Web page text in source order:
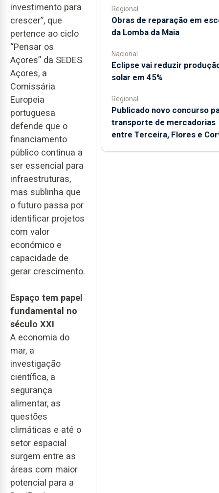
investimento para
crescer”, que
pertence ao ciclo
“Pensar os
Açores” da SEDES
Açores, a
Comissária
Europeia
portuguesa
defende que o
financiamento
público continua a
ser essencial para
infraestruturas,
mas sublinha que
o futuro passa por
identificar projetos
com valor
económico e
capacidade de
gerar crescimento.
Espaço tem papel
fundamental no
século XXI
A economia do
mar, a
investigação
científica, a
segurança
alimentar, as
questões
climáticas e até o
setor espacial
surgem entre as
áreas com maior
potencial para a
Regional
Obras de reparação em
da Lomba da Maia
Nacional
Eclipse vai reduzir
solar em 45%
Regional
Publicado novo concurso
transporte de mercadorias
entre Terceira, Flores e